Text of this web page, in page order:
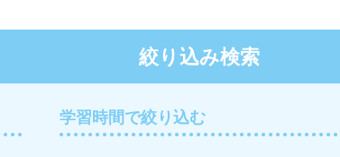
絞り込み検索
学習時間で絞り込む